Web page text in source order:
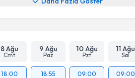
8 Ağu
Cmt
9 Ağu
Paz
10 Ağu
Pzt
11 Ağu
Sal
18:00
18:55
09:00
09:00